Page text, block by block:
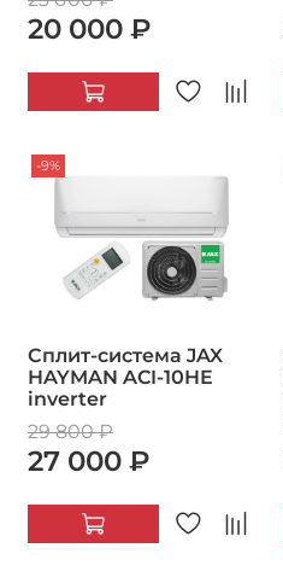
20 000 ₽
-9%
Сплит-система JAX
HAYMAN ACI-10HE
inverter
29 800 ₽
27 000 ₽